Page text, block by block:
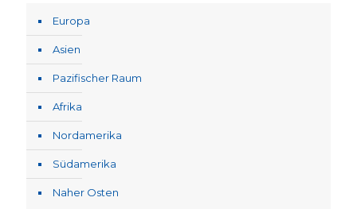
Europa
Asien
Pazifischer Raum
Afrika
Nordamerika
Südamerika
Naher Osten